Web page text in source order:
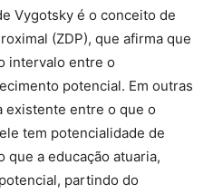
Vygotsky é o conceito de
(ZDP), que afirma que
intervalo entre o
potencial. Em outras
existente entre o que o
tem potencialidade de
que a educação atuaria,
partindo do